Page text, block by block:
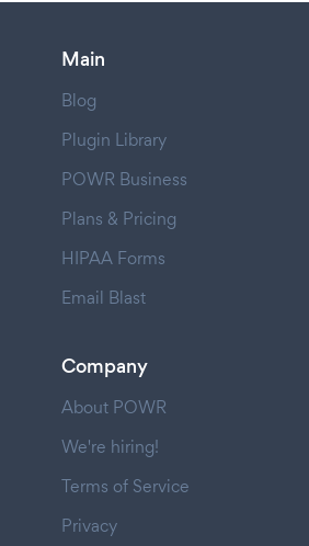
Main
Blog
Plugin Library
POWR Business
Plans & Pricing
HIPAA Forms
Email Blast
Company
About POWR
We're hiring!
Terms of Service
Privacy